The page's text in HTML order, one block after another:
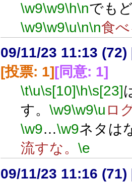
\w9\w9\h\nでも
\w9\w9\u\n\n食
09/11/23 11:13 (72)
[投票: 1] [同意: 1]
\t\u\s[10]\h\s[23]
す。 \w9\w9\u ロ
\w9…\w9ネタは
流すな。 \e
09/11/23 11:16 (71)